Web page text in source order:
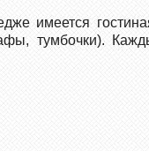
имеется
тумбочки).